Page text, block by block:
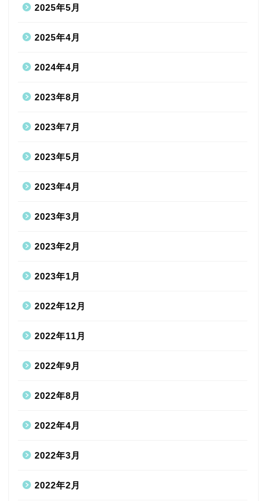
2025年5月
2025年4月
2024年4月
2023年8月
2023年7月
2023年5月
2023年4月
2023年3月
2023年2月
2023年1月
2022年12月
2022年11月
2022年9月
2022年8月
2022年4月
2022年3月
2022年2月